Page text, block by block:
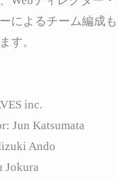
によるチーム編成
す。
inc.
Jun Katsumata
Ando
Jokura